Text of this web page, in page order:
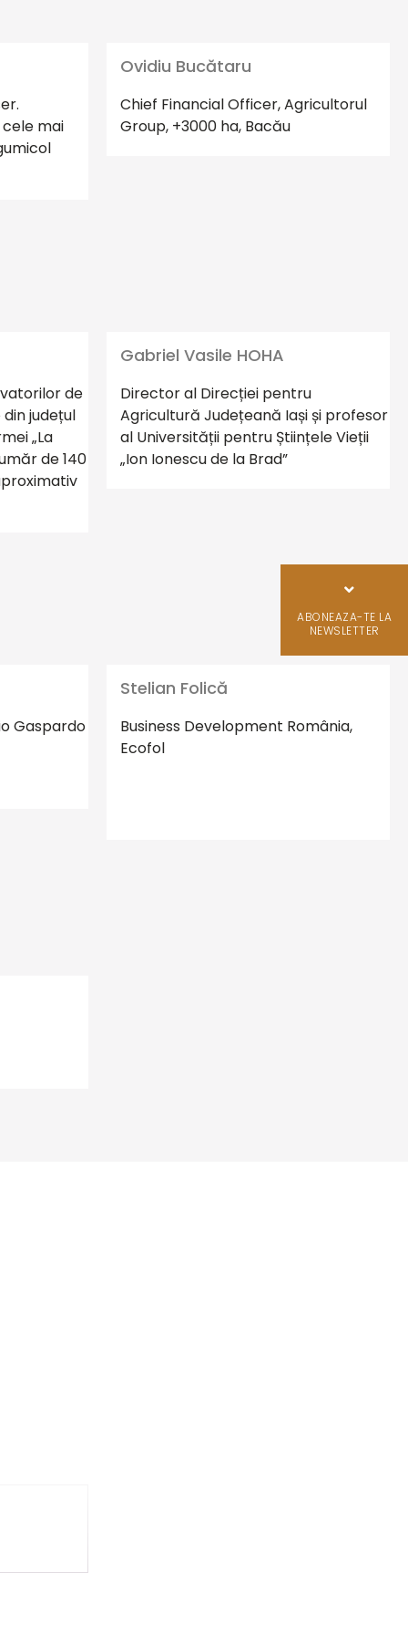
ABONEAZA-TE LA
NEWSLETTER
mai
Ovidiu Bucătaru
Chief Financial Officer, Agricultorul
Group, +3000 ha, Bacău
de
județul
„La
de 140
Gabriel Vasile HOHA
Director al Direcției pentru
Agricultură Județeană Iași și profesor
al Universității pentru Științele Vieții
„Ion Ionescu de la Brad”
Gaspardo
Stelian Folică
Business Development România,
Ecofol